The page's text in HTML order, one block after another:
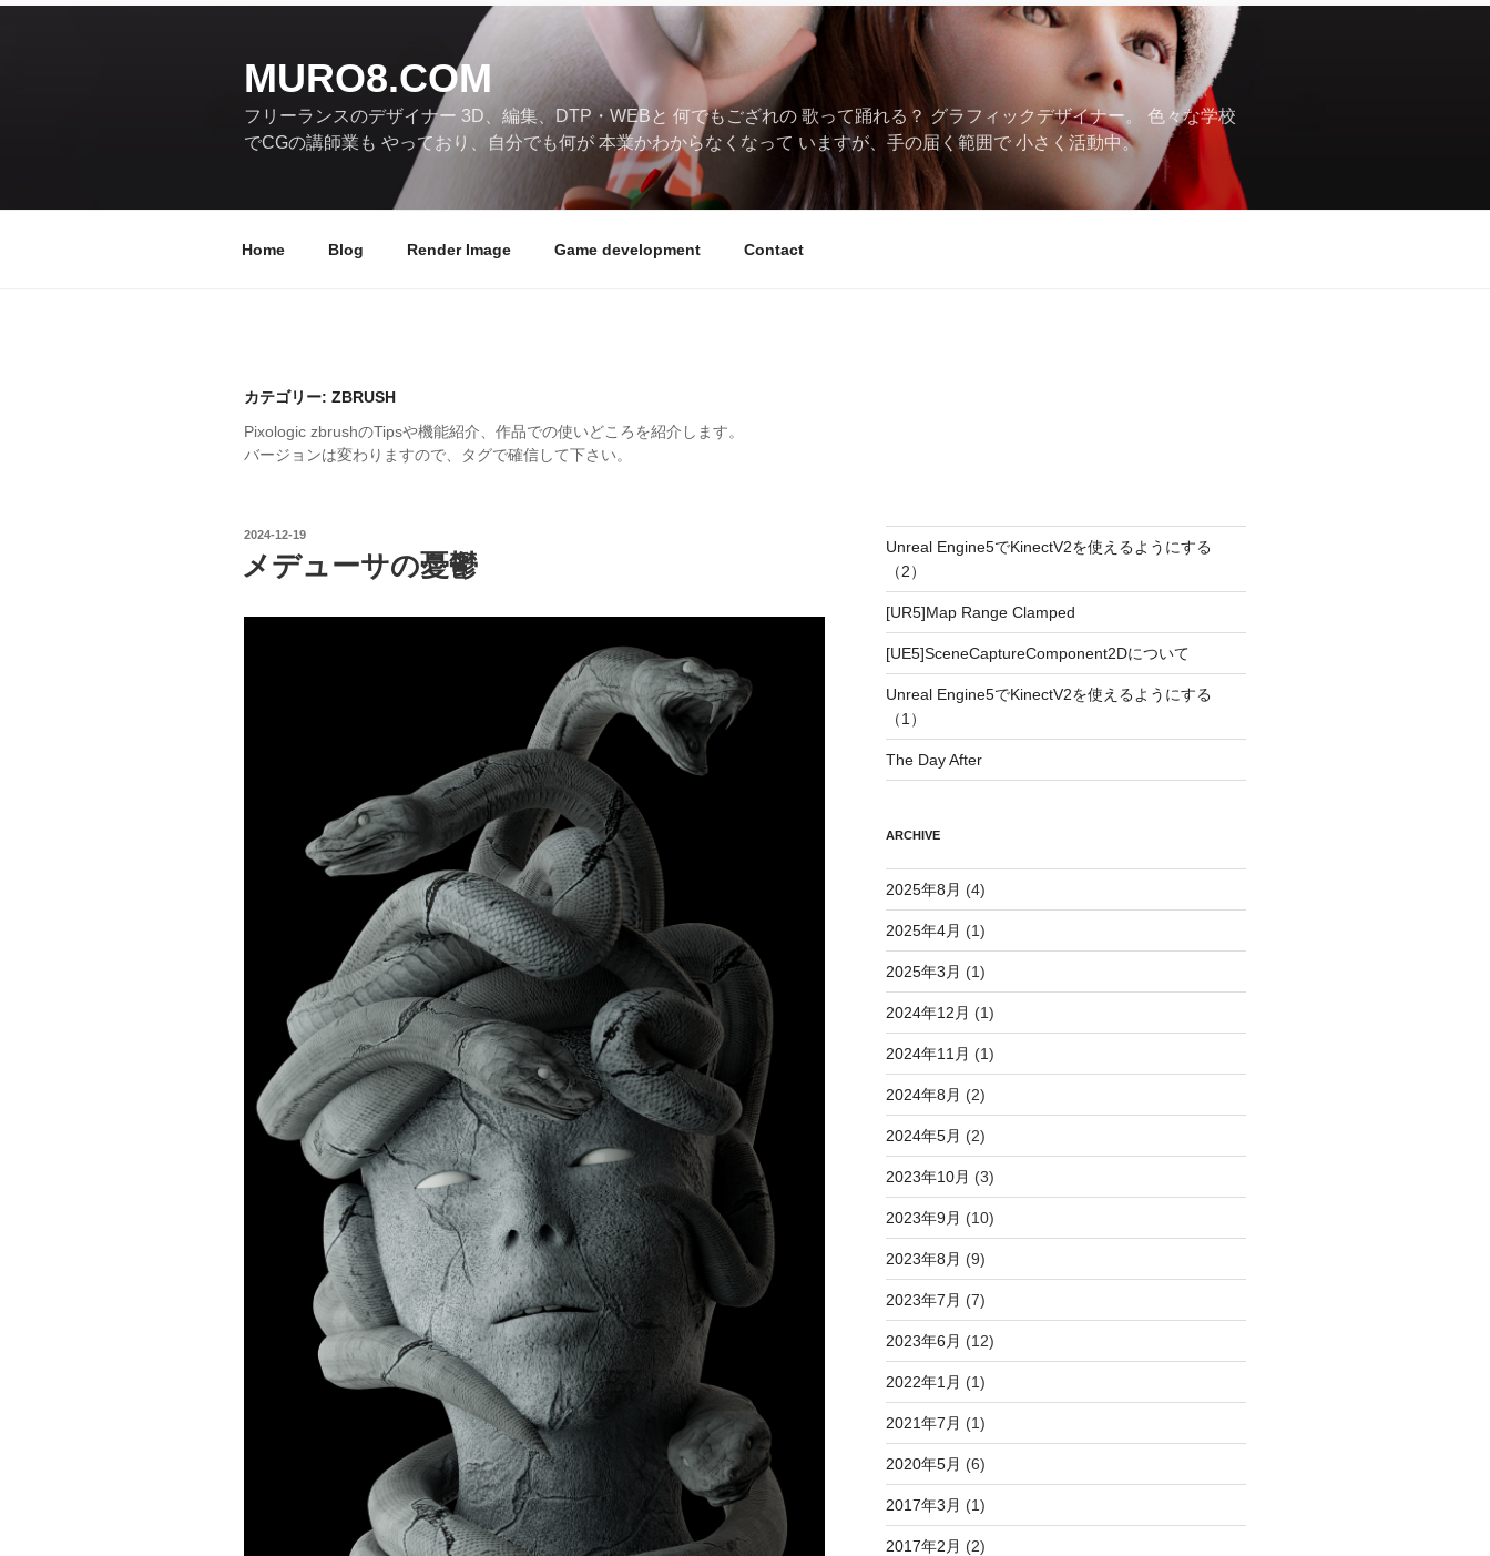
コ
MURO8.COM
フリーランスのデザイナー 3D、編集、DTP・WEBと 何でもござれの 歌って踊れる？ グラフィックデザイナー。 色々な学校
でCGの講師業も やっており、自分でも何が 本業かわからなくなって いますが、手の届く範囲で 小さく活動中。
Home Blog Render Image Game development Contact
カテゴリー: ZBRUSH
Pixologic zbrushのTipsや機能紹介、作品での使いどころを紹介します。
バージョンは変わりますので、タグで確信して下さい。
投
日:
2024-12-19
メデューサの憂鬱
Unreal Engine5でKinectV2を使えるようにする
（2）
[UR5]Map Range Clamped
[UE5]SceneCaptureComponent2Dについて
Unreal Engine5でKinectV2を使えるようにする
（1）
The Day After
ARCHIVE
2025年8月 (4)
2025年4月 (1)
2025年3月 (1)
2024年12月 (1)
2024年11月 (1)
2024年8月 (2)
2024年5月 (2)
2023年10月 (3)
2023年9月 (10)
2023年8月 (9)
2023年7月 (7)
2023年6月 (12)
2022年1月 (1)
2021年7月 (1)
2020年5月 (6)
2017年3月 (1)
2017年2月 (2)